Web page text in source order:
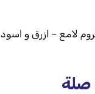
لامع – ازرق و اسود
صلة